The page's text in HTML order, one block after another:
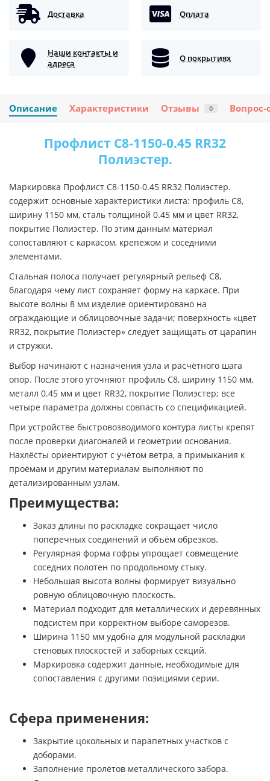
Доставка Оплата
Наши контакты и
адреса
О покрытиях
Описание Характеристики Отзывы 0 Вопрос-
Профлист С8-1150-0.45 RR32
Полиэстер.
Маркировка Профлист С8-1150-0.45 RR32 Полиэстер.
содержит основные характеристики листа: профиль С8,
ширину 1150 мм, сталь толщиной 0.45 мм и цвет RR32,
покрытие Полиэстер. По этим данным материал
сопоставляют с каркасом, крепежом и соседними
элементами.
Стальная полоса получает регулярный рельеф С8,
благодаря чему лист сохраняет форму на каркасе. При
высоте волны 8 мм изделие ориентировано на
ограждающие и облицовочные задачи; поверхность «цвет
RR32, покрытие Полиэстер» следует защищать от царапин
и стружки.
Выбор начинают с назначения узла и расчётного шага
опор. После этого уточняют профиль С8, ширину 1150 мм,
металл 0.45 мм и цвет RR32, покрытие Полиэстер; все
четыре параметра должны совпасть со спецификацией.
При устройстве быстровозводимого контура листы крепят
после проверки диагоналей и геометрии основания.
Нахлёсты ориентируют с учётом ветра, а примыкания к
проёмам и другим материалам выполняют по
детализированным узлам.
Преимущества:
Заказ длины по раскладке сокращает число
поперечных соединений и объём обрезков.
Регулярная форма гофры упрощает совмещение
соседних полотен по продольному стыку.
Небольшая высота волны формирует визуально
ровную облицовочную плоскость.
Материал подходит для металлических и деревянных
подсистем при корректном выборе саморезов.
Ширина 1150 мм удобна для модульной раскладки
стеновых плоскостей и заборных секций.
Маркировка содержит данные, необходимые для
сопоставления с другими позициями серии.
Сфера применения:
Закрытие цокольных и парапетных участков с
доборами.
Заполнение пролётов металлического забора.